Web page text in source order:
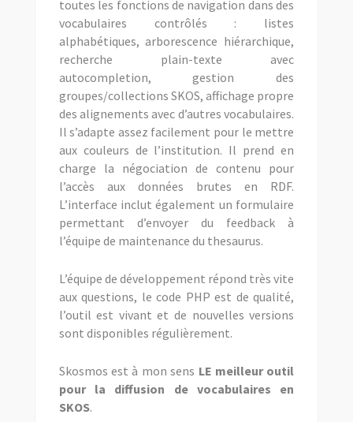
toutes les fonctions de navigation dans des
vocabulaires contrôlés : listes
alphabétiques, arborescence hiérarchique,
recherche plain-texte avec
autocompletion, gestion des
groupes/collections SKOS, affichage propre
des alignements avec d’autres vocabulaires.
Il s’adapte assez facilement pour le mettre
aux couleurs de l’institution. Il prend en
charge la négociation de contenu pour
l’accès aux données brutes en RDF.
L’interface inclut également un formulaire
permettant d’envoyer du feedback à
l’équipe de maintenance du thesaurus.
L’équipe de développement répond très vite
aux questions, le code PHP est de qualité,
l’outil est vivant et de nouvelles versions
sont disponibles régulièrement.
Skosmos est à mon sens LE meilleur outil
pour la diffusion de vocabulaires en
SKOS.